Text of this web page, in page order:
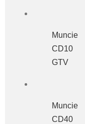
Muncie
CD10
GTV
Muncie
CD40